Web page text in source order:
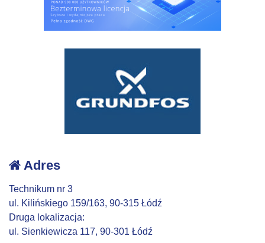
Adres
Technikum nr 3
ul. Kilińskiego 159/163, 90-315 Łódź
Druga lokalizacja:
ul. Sienkiewicza 117, 90-301 Łódź